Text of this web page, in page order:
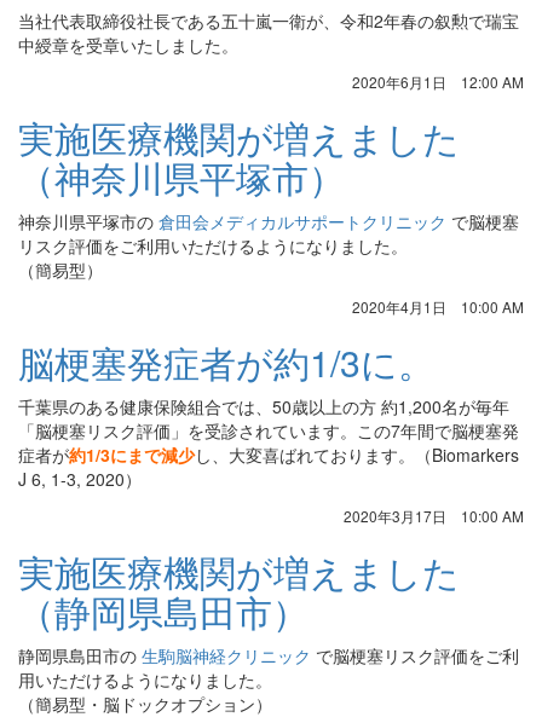
当社代表取締役社長である五十嵐一衛が、令和2年春の叙勲で瑞宝
中綬章を受章いたしました。
2020年6月1日 12:00 AM
実施医療機関が増えました
（神奈川県平塚市）
神奈川県平塚市の 倉田会メディカルサポートクリニック で脳梗塞
リスク評価をご利用いただけるようになりました。
（簡易型）
2020年4月1日 10:00 AM
脳梗塞発症者が約1/3に。
千葉県のある健康保険組合では、50歳以上の方 約1,200名が毎年
「脳梗塞リスク評価」を受診されています。この7年間で脳梗塞発
症者が約1/3にまで減少し、大変喜ばれております。（Biomarkers
J 6, 1-3, 2020）
2020年3月17日 10:00 AM
実施医療機関が増えました
（静岡県島田市）
静岡県島田市の 生駒脳神経クリニック で脳梗塞リスク評価をご利
用いただけるようになりました。
（簡易型・脳ドックオプション）